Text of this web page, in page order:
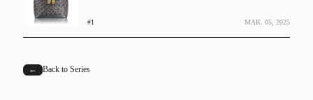
#1 MAR. 05, 2025
← Back to Series